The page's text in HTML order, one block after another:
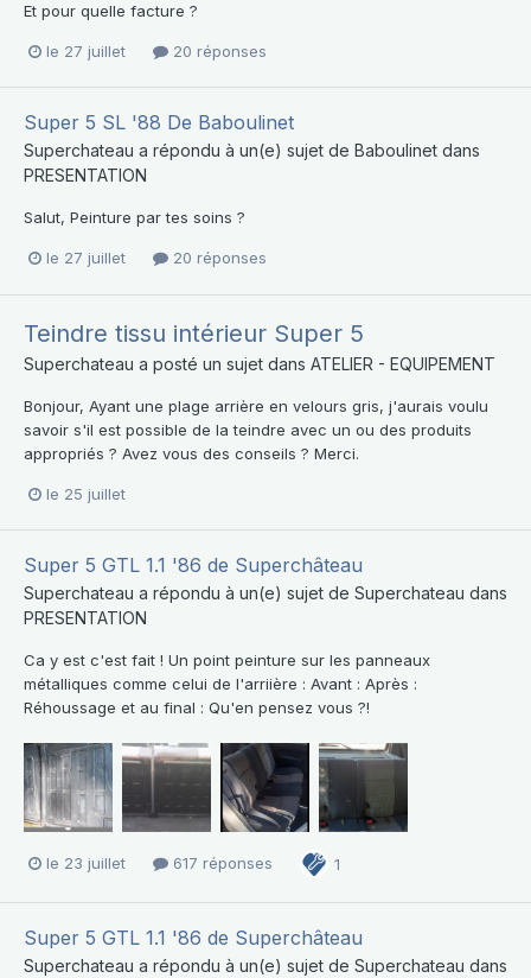
Et pour quelle facture ?
le 27 juillet 20 réponses
Super 5 SL '88 De Baboulinet
Superchateau a répondu à un(e) sujet de Baboulinet dans
PRESENTATION
Salut, Peinture par tes soins ?
le 27 juillet 20 réponses
Teindre tissu intérieur Super 5
Superchateau a posté un sujet dans ATELIER - EQUIPEMENT
Bonjour, Ayant une plage arrière en velours gris, j'aurais voulu
savoir s'il est possible de la teindre avec un ou des produits
appropriés ? Avez vous des conseils ? Merci.
le 25 juillet
Super 5 GTL 1.1 '86 de Superchâteau
Superchateau a répondu à un(e) sujet de Superchateau dans
PRESENTATION
Ca y est c'est fait ! Un point peinture sur les panneaux
métalliques comme celui de l'arriière : Avant : Après :
Réhoussage et au final : Qu'en pensez vous ?!
le 23 juillet 617 réponses 1
Super 5 GTL 1.1 '86 de Superchâteau
Superchateau a répondu à un(e) sujet de Superchateau dans